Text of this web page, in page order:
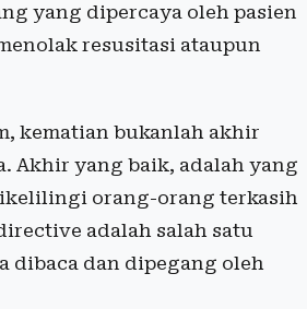
yang dipercaya oleh pasien
resusitasi ataupun
kematian bukanlah akhir
Akhir yang baik, adalah yang
orang-orang terkasih
adalah salah satu
dibaca dan dipegang oleh